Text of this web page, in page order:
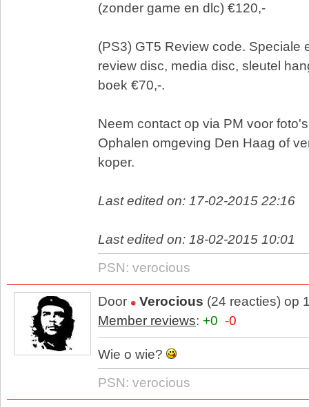
(zonder game en dlc) €120,-
(PS3) GT5 Review code. Speciale
review disc, media disc, sleutel
boek €70,-.
Neem contact op via PM voor
Ophalen omgeving Den Haag of
koper.
Last edited on: 17-02-2015 22:16
Last edited on: 18-02-2015 10:01
PSN: verocious
Door Verocious (24 reacties) op
Member reviews: +0 -0
Wie o wie?
PSN: verocious